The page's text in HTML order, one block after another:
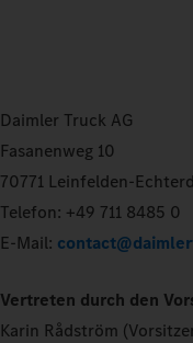
Daimler Truck AG
Fasanenweg 10
70771 Leinfelden-
Telefon: +49 711 8485 0
E-Mail:
Vertreten durch den
Karin Rådström